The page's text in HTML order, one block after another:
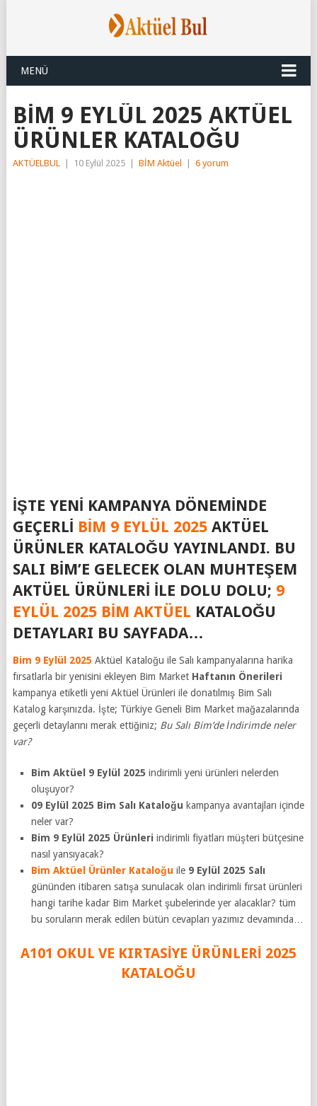
MENÜ
BİM 9 EYLÜL 2025 AKTÜEL
ÜRÜNLER KATALOĞU
AKTÜELBUL 10 Eylül 2025 BİM Aktüel 6 yorum
İŞTE YENI KAMPANYA DÖNEMINDE
GEÇERLI BIM 9 EYLÜL 2025AKTÜEL
ÜRÜNLER KATALOĞU YAYINLANDI. BU
SALI BIM’E GELECEK OLAN MUHTEŞEM
AKTÜEL ÜRÜNLERI ILE DOLU DOLU; 9
EYLÜL 2025 BIM AKTÜEL KATALOĞU
DETAYLARI BU SAYFADA…
Bim 9 Eylül 2025 Aktüel Kataloğu ile Salı kampanyalarına harika
fırsatlarla bir yenisini ekleyen Bim Market Haftanın Önerileri
kampanya etiketli yeni Aktüel Ürünleri ile donatılmış Bim Salı
Katalog karşınızda. İşte; Türkiye Geneli Bim Market mağazalarında
geçerli detaylarını merak ettiğiniz; Bu Salı Bim’de İndirimde neler
var?
Bim Aktüel 9 Eylül 2025 indirimli yeni ürünleri nelerden
oluşuyor?
09 Eylül 2025 Bim Salı Kataloğu kampanya avantajları içinde
neler var?
Bim 9 Eylül 2025 Ürünleriindirimli fiyatları müşteri bütçesine
nasıl yansıyacak?
Bim Aktüel Ürünler Kataloğu ile 9 Eylül 2025 Salı
gününden itibaren satışa sunulacak olan indirimli fırsat ürünleri
hangi tarihe kadar Bim Market şubelerinde yer alacaklar? tüm
bu soruların merak edilen bütün cevapları yazımız devamında…
A101 OKUL VE KIRTASİYE ÜRÜNLERİ 2025
KATALOĞU